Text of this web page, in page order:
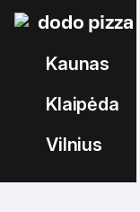
dodo pizza
Kaunas
Klaipėda
Vilnius